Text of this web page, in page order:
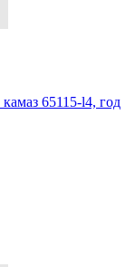
65115-l4, год